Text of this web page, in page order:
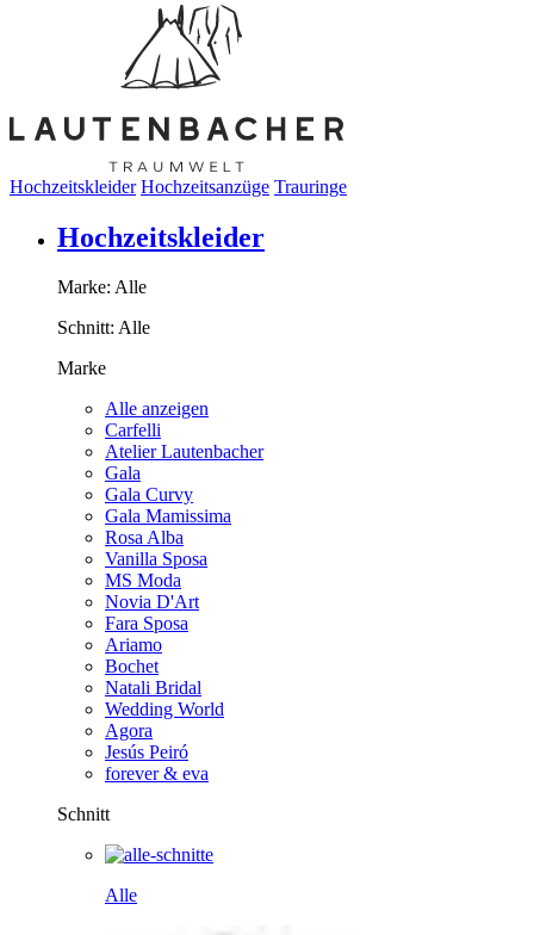
Hochzeitskleider Hochzeitsanzüge Trauringe
Hochzeitskleider
Marke: Alle
Schnitt: Alle
Marke
Alle anzeigen
Carfelli
Atelier Lautenbacher
Gala
Gala Curvy
Gala Mamissima
Rosa Alba
Vanilla Sposa
MS Moda
Novia D'Art
Fara Sposa
Ariamo
Bochet
Natali Bridal
Wedding World
Agora
Jesús Peiró
forever & eva
Schnitt
Alle